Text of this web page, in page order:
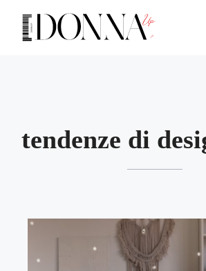
contenuto
tendenze di